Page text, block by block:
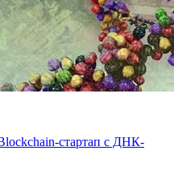
стартап с ДНК-